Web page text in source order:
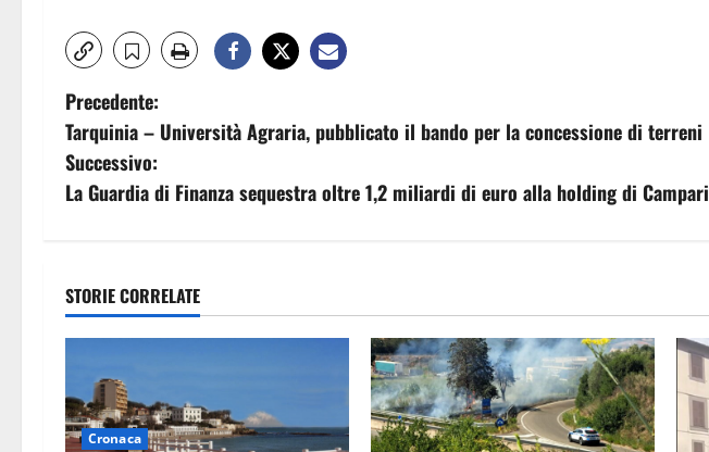
N
a
v
g
a
i
Precedente:
Tarquinia – Università Agraria, pubblicato il bando per la concessione di terreni
Successivo:
La Guardia di Finanza sequestra oltre 1,2 miliardi di euro alla holding di Campari
STORIE CORRELATE
Cronaca